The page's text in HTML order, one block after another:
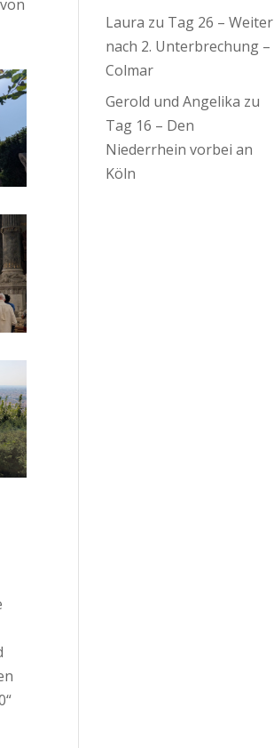
Laura zu Tag 26 – Weiter
nach 2. Unterbrechung –
Colmar
Gerold und Angelika zu
Tag 16 – Den
Niederrhein vorbei an
Köln